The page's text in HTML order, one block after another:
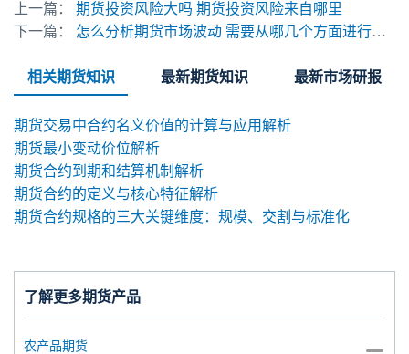
了解更多期货产品
农产品期货
上一篇：
期货投资风险大吗 期货投资风险来自哪里
下一篇：
怎么分析期货市场波动 需要从哪几个方面进行分析
相关期货知识 最新期货知识 最新市场研报
期货交易中合约名义价值的计算与应用解析
期货最小变动价位解析
期货合约到期和结算机制解析
期货合约的定义与核心特征解析
期货合约规格的三大关键维度：规模、交割与标准化